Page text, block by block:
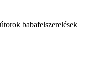
babafelszerelések